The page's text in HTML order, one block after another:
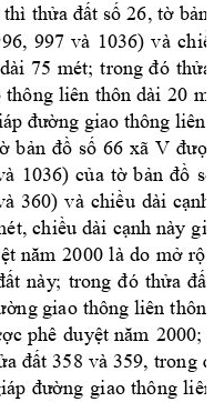
thì thửa đất số 26, tờ bản
997 và 1036) và
dài 75 mét; trong đó thửa
thông liên thôn dài 20
đường giao thông liên
bản đồ số 66 xã V được
à 1036) của tờ bản đồ số
360) và chiều dài cạnh
, chiều dài cạnh này
năm 2000 là do mở
ất này; trong đó thửa đất
giao thông liên thôn
phê duyệt năm 2000;
đất 358 và 359, trong
đường giao thông liên